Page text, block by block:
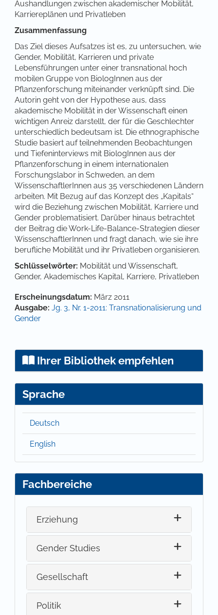
Aushandlungen zwischen akademischer Mobilität,
Karriereplänen und Privatleben
Zusammenfassung
Das Ziel dieses Aufsatzes ist es, zu untersuchen, wie
Gender, Mobilität, Karrieren und private
Lebensführungen unter einer transnational hoch
mobilen Gruppe von BiologInnen aus der
Pflanzenforschung miteinander verknüpft sind. Die
Autorin geht von der Hypothese aus, dass
akademische Mobilität in der Wissenschaft einen
wichtigen Anreiz darstellt, der für die Geschlechter
unterschiedlich bedeutsam ist. Die ethnographische
Studie basiert auf teilnehmenden Beobachtungen
und Tiefeninterviews mit BiologInnen aus der
Pflanzenforschung in einem internationalen
Forschungslabor in Schweden, an dem
WissenschaftlerInnen aus 35 verschiedenen Ländern
arbeiten. Mit Bezug auf das Konzept des „Kapitals“
wird die Beziehung zwischen Mobilität, Karriere und
Gender problematisiert. Darüber hinaus betrachtet
der Beitrag die Work-Life-Balance-Strategien dieser
WissenschaftlerInnen und fragt danach, wie sie ihre
berufliche Mobilität und ihr Privatleben organisieren.
Schlüsselwörter: Mobilität und Wissenschaft,
Gender, Akademisches Kapital, Karriere, Privatleben
Artikel-Details
Erscheinungsdatum: März 2011
Ausgabe: Jg. 3, Nr. 1-2011: Transnationalisierung und
Gender
Ihrer Bibliothek empfehlen
Sprache
Deutsch
English
Fachbereiche
Erziehung
Gender Studies
Gesellschaft
Politik